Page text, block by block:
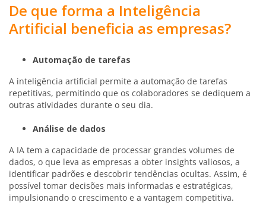
De que forma a Inteligência
Artificial beneficia as empresas?
Automação de tarefas
A inteligência artificial permite a automação de tarefas
repetitivas, permitindo que os colaboradores se dediquem a
outras atividades durante o seu dia.
Análise de dados
A IA tem a capacidade de processar grandes volumes de
dados, o que leva as empresas a obter insights valiosos, a
identificar padrões e descobrir tendências ocultas. Assim, é
possível tomar decisões mais informadas e estratégicas,
impulsionando o crescimento e a vantagem competitiva.